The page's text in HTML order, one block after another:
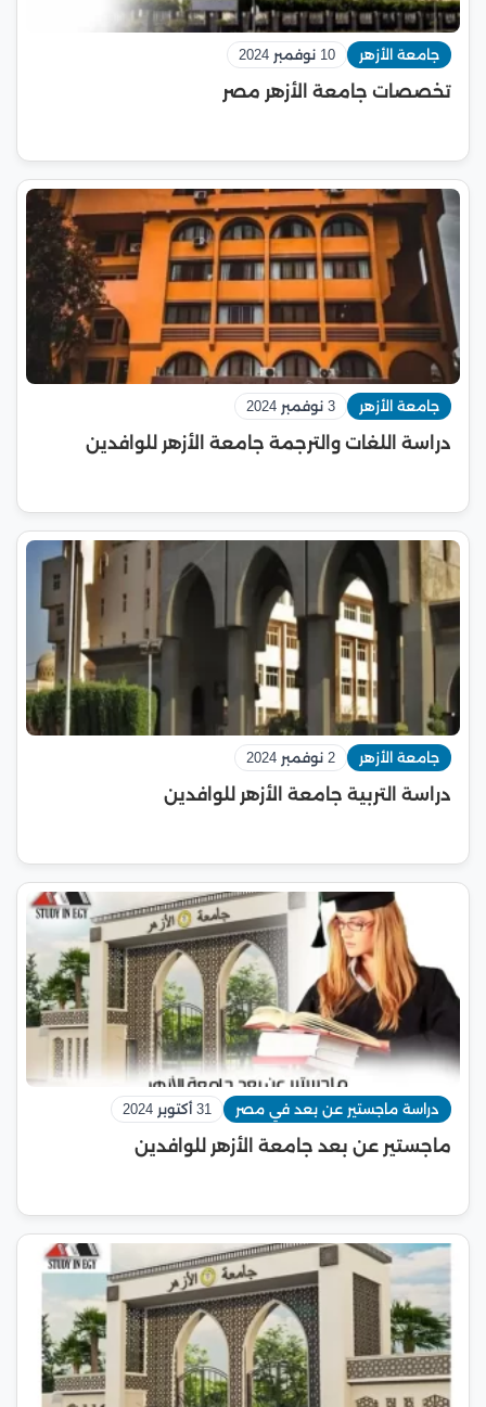
جامعة الأزهر 10 نوفمبر 2024
تخصصات جامعة الأزهر مصر
جامعة الأزهر 3 نوفمبر 2024
دراسة اللغات والترجمة جامعة الأزهر للوافدين
جامعة الأزهر 2 نوفمبر 2024
دراسة التربية جامعة الأزهر للوافدين
دراسة ماجستير عن بعد في مصر 31 أكتوبر 2024
ماجستير عن بعد جامعة الأزهر للوافدين